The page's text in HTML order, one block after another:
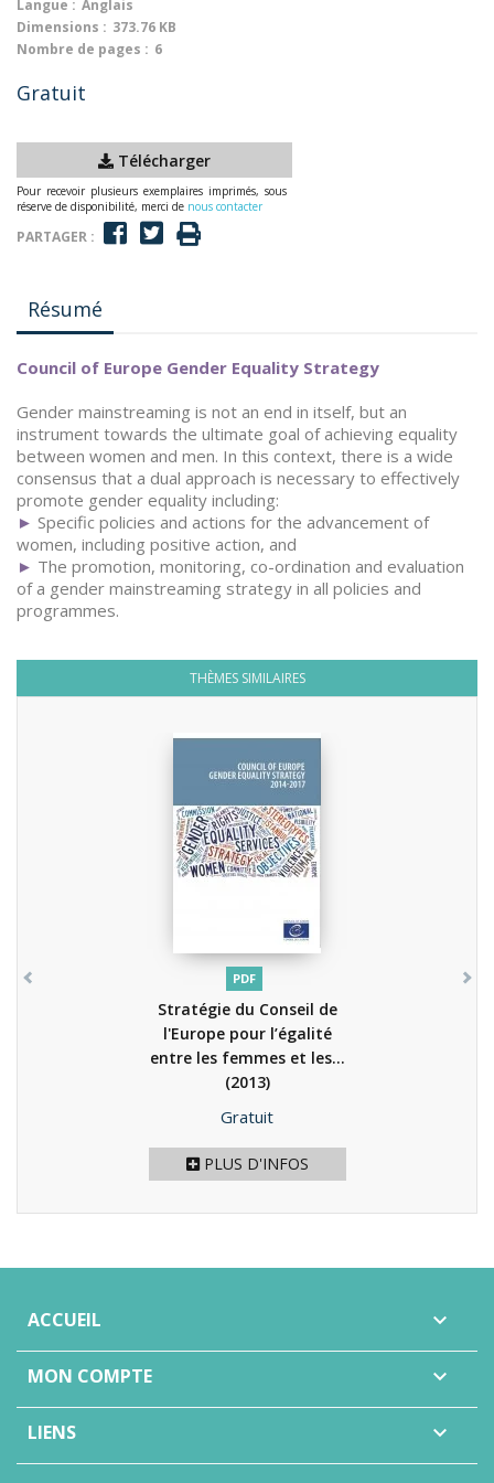
Langue : Anglais
Dimensions : 373.76 KB
Nombre de pages : 6
Gratuit
Télécharger
Pour recevoir plusieurs exemplaires imprimés, sous
réserve de disponibilité, merci de nous contacter
PARTAGER :
Résumé
Council of Europe Gender Equality Strategy
Gender mainstreaming is not an end in itself, but an
instrument towards the ultimate goal of achieving equality
between women and men. In this context, there is a wide
consensus that a dual approach is necessary to effectively
promote gender equality including:
► Specific policies and actions for the advancement of
women, including positive action, and
► The promotion, monitoring, co-ordination and evaluation
of a gender mainstreaming strategy in all policies and
programmes.
THÈMES SIMILAIRES
PDF
Stratégie du Conseil de
l'Europe pour l’égalité
entre les femmes et les...
(2013)
Prix
Gratuit
PLUS D'INFOS
ACCUEIL 
MON COMPTE 
LIENS 